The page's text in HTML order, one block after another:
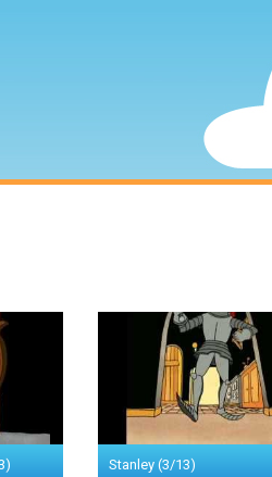
Stanley (3/13)